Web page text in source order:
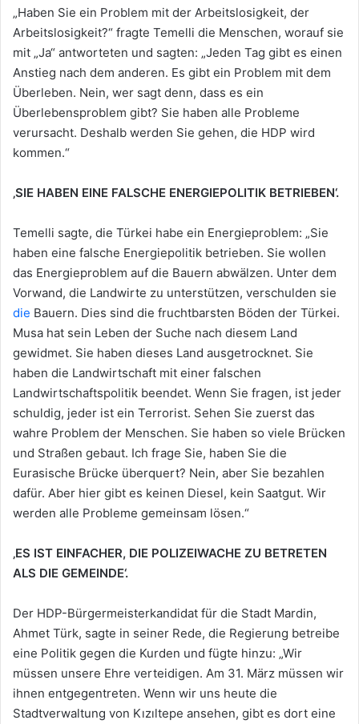
„Haben Sie ein Problem mit der Arbeitslosigkeit, der
Arbeitslosigkeit?“ fragte Temelli die Menschen, worauf sie
mit „Ja“ antworteten und sagten: „Jeden Tag gibt es einen
Anstieg nach dem anderen. Es gibt ein Problem mit dem
Überleben. Nein, wer sagt denn, dass es ein
Überlebensproblem gibt? Sie haben alle Probleme
verursacht. Deshalb werden Sie gehen, die HDP wird
kommen.“
‚SIE HABEN EINE FALSCHE ENERGIEPOLITIK BETRIEBEN‘.
Temelli sagte, die Türkei habe ein Energieproblem: „Sie
haben eine falsche Energiepolitik betrieben. Sie wollen
das Energieproblem auf die Bauern abwälzen. Unter dem
Vorwand, die Landwirte zu unterstützen, verschulden sie
die Bauern. Dies sind die fruchtbarsten Böden der Türkei.
Musa hat sein Leben der Suche nach diesem Land
gewidmet. Sie haben dieses Land ausgetrocknet. Sie
haben die Landwirtschaft mit einer falschen
Landwirtschaftspolitik beendet. Wenn Sie fragen, ist jeder
schuldig, jeder ist ein Terrorist. Sehen Sie zuerst das
wahre Problem der Menschen. Sie haben so viele Brücken
und Straßen gebaut. Ich frage Sie, haben Sie die
Eurasische Brücke überquert? Nein, aber Sie bezahlen
dafür. Aber hier gibt es keinen Diesel, kein Saatgut. Wir
werden alle Probleme gemeinsam lösen.“
‚ES IST EINFACHER, DIE POLIZEIWACHE ZU BETRETEN
ALS DIE GEMEINDE‘.
Der HDP-Bürgermeisterkandidat für die Stadt Mardin,
Ahmet Türk, sagte in seiner Rede, die Regierung betreibe
eine Politik gegen die Kurden und fügte hinzu: „Wir
müssen unsere Ehre verteidigen. Am 31. März müssen wir
ihnen entgegentreten. Wenn wir uns heute die
Stadtverwaltung von Kızıltepe ansehen, gibt es dort eine